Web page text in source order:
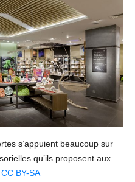
s’appuient beaucoup sur
qu’ils proposent aux
CC BY-SA